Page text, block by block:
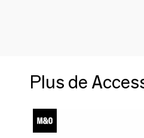
Plus de